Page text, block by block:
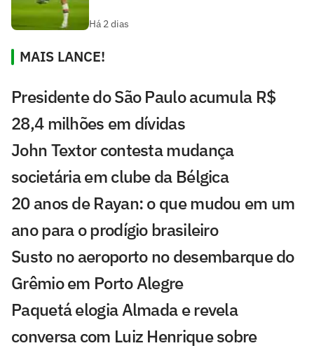
Há 2 dias
MAIS LANCE!
Presidente do São Paulo acumula R$
28,4 milhões em dívidas
John Textor contesta mudança
societária em clube da Bélgica
20 anos de Rayan: o que mudou em um
ano para o prodígio brasileiro
Susto no aeroporto no desembarque do
Grêmio em Porto Alegre
Paquetá elogia Almada e revela
conversa com Luiz Henrique sobre